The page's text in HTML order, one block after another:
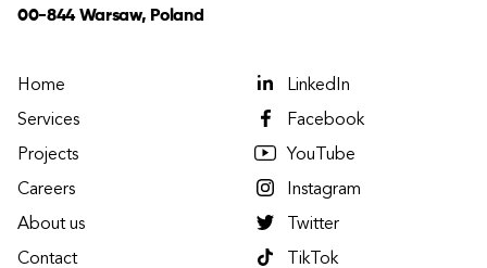
00-844 Warsaw, Poland
Home
Services
Projects
Careers
About us
Contact
LinkedIn
Facebook
YouTube
Instagram
Twitter
TikTok